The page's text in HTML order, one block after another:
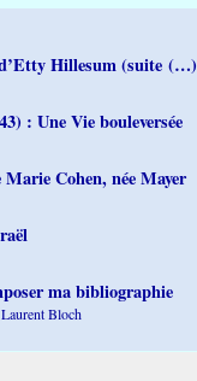
Hillesum (suite (…)
: Une Vie bouleversée
Cohen, née Mayer
ma bibliographie
Bloch